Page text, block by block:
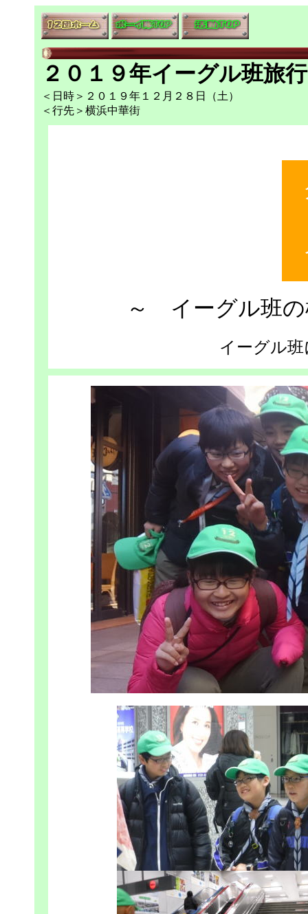
２０１９年イーグル班旅行
＜日時＞２０１９年１２月２８日（土）
＜行先＞横浜中華街
～ イーグル班
イーグル